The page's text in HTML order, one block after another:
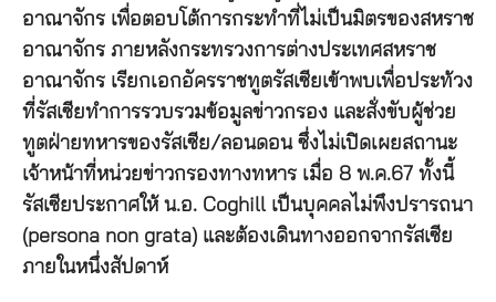
อาณาจักร เพื่อตอบโต้การกระทำที่ไม่เป็นมิตรของสหราช
อาณาจักร ภายหลังกระทรวงการต่างประเทศสหราช
อาณาจักร เรียกเอกอัครราชทูตรัสเซียเข้าพบเพื่อประท้วง
ที่รัสเซียทำการรวบรวมข้อมูลข่าวกรอง และสั่งขับผู้ช่วย
ทูตฝ่ายทหารของรัสเซีย/ลอนดอน ซึ่งไม่เปิดเผยสถานะ
เจ้าหน้าที่หน่วยข่าวกรองทางทหาร เมื่อ 8 พ.ค.67 ทั้งนี้
รัสเซียประกาศให้ น.อ. Coghill เป็นบุคคลไม่พึงปรารถนา
(persona non grata) และต้องเดินทางออกจากรัสเซีย
ภายในหนึ่งสัปดาห์